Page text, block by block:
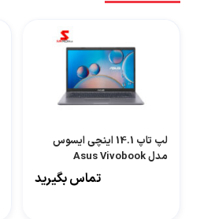
لپ تاپ 14.1 اینچی ایسوس
مدل Asus Vivobook
R465EP – Ek310تماس بگیرید